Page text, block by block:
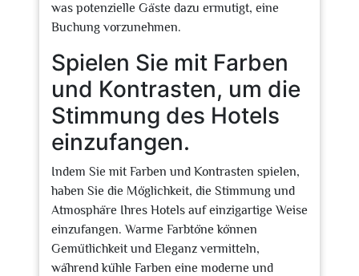
was potenzielle Gäste dazu ermutigt, eine
Buchung vorzunehmen.
Spielen Sie mit Farben
und Kontrasten, um die
Stimmung des Hotels
einzufangen.
Indem Sie mit Farben und Kontrasten spielen,
haben Sie die Möglichkeit, die Stimmung und
Atmosphäre Ihres Hotels auf einzigartige Weise
einzufangen. Warme Farbtöne können
Gemütlichkeit und Eleganz vermitteln,
während kühle Farben eine moderne und